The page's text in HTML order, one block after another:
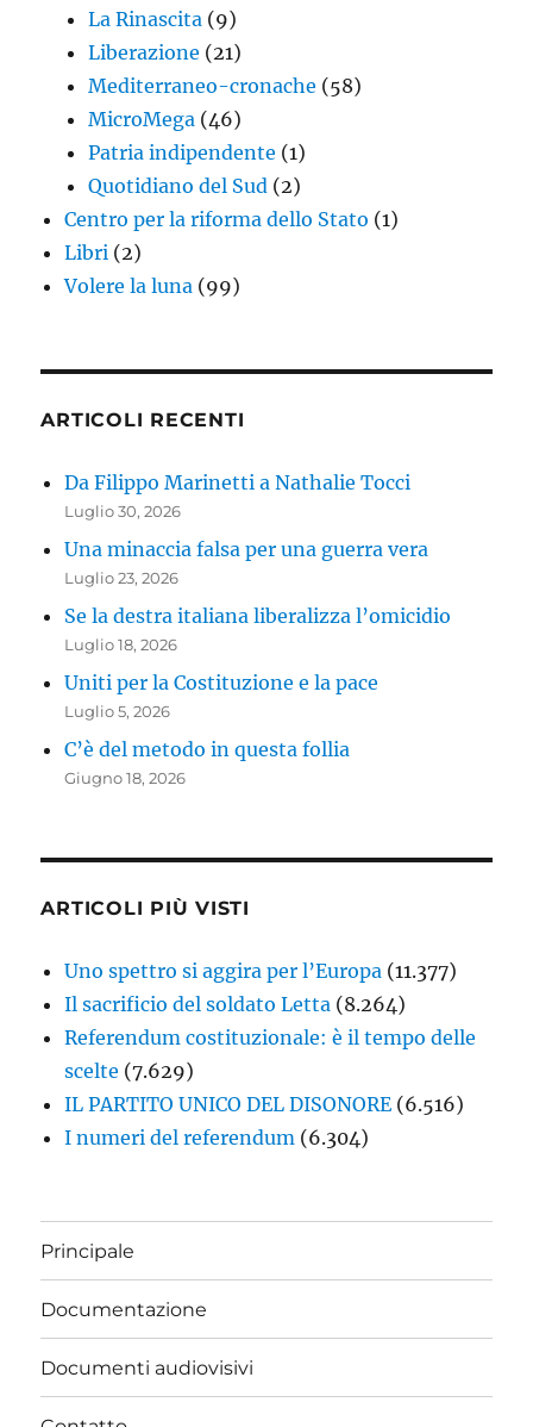
La Rinascita (9)
Liberazione (21)
Mediterraneo-cronache (58)
MicroMega (46)
Patria indipendente (1)
Quotidiano del Sud (2)
Centro per la riforma dello Stato (1)
Libri (2)
Volere la luna (99)
ARTICOLI RECENTI
Da Filippo Marinetti a Nathalie Tocci
Luglio 30, 2026
Una minaccia falsa per una guerra vera
Luglio 23, 2026
Se la destra italiana liberalizza l’omicidio
Luglio 18, 2026
Uniti per la Costituzione e la pace
Luglio 5, 2026
C’è del metodo in questa follia
Giugno 18, 2026
ARTICOLI PIÙ VISTI
Uno spettro si aggira per l’Europa (11.377)
Il sacrificio del soldato Letta (8.264)
Referendum costituzionale: è il tempo delle
scelte (7.629)
IL PARTITO UNICO DEL DISONORE (6.516)
I numeri del referendum (6.304)
Principale
Documentazione
Documenti audiovisivi